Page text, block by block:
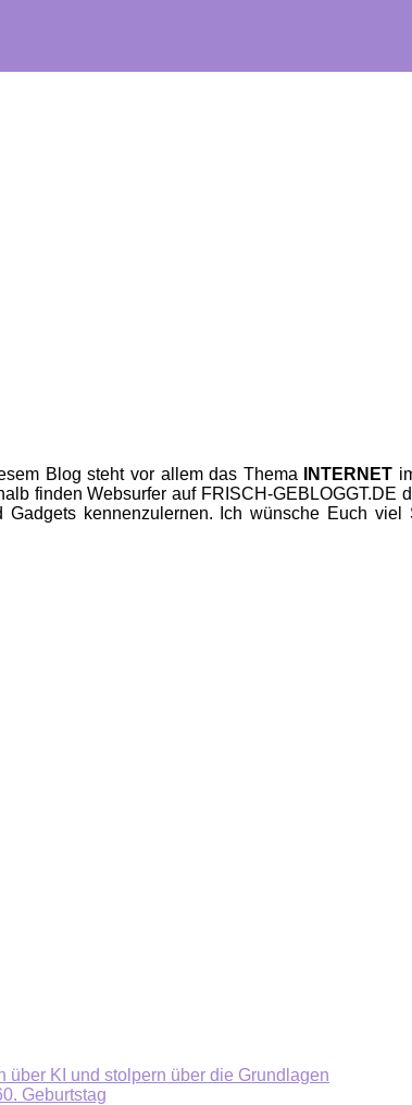
Blog steht vor allem das Thema INTERNET
finden Websurfer auf FRISCH-
kennenzulernen. Ich wünsche Euch
über KI und stolpern über die Grundlagen
Geburtstag